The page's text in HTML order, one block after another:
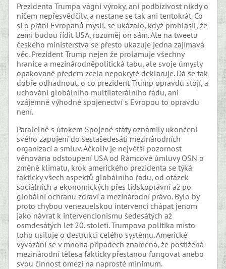
Prezidenta Trumpa vágní výroky, ani podbízivost nikdy o
ničem nepřesvědčily, a nestane se tak ani tentokrát. Co
si o přání Evropanů myslí, se ukázalo, když prohlásil, že
zemi budou řídit USA, rozuměj on sám. Ale na tweetu
českého ministerstva se přesto ukazuje jedna zajímavá
věc. Prezident Trump nejen že prolamuje všechny
hranice a mezinárodněpolitická tabu, ale svoje úmysly
opakovaně předem zcela nepokrytě deklaruje. Dá se tak
dobře odhadnout, o co prezident Trump opravdu stojí, a
uchování globálního multilaterálního řádu, ani
vzájemně výhodné spojenectví s Evropou to opravdu
není.
Paralelně s útokem Spojené státy oznámily ukončení
svého zapojení do šestašedesáti mezinárodních
organizací a smluv. Ačkoliv je největší pozornost
věnována odstoupení USA od Rámcové úmluvy OSN o
změně klimatu, krok amerického prezidenta se týká
fakticky všech aspektů globálního řádu, od otázek
sociálních a ekonomických přes lidskoprávní až po
globální ochranu zdraví a mezinárodní právo. Bylo by
proto chybou venezuelskou intervenci chápat jenom
jako návrat k intervencionismu šedesátých až
osmdesátých let 20. století. Trumpova politika místo
toho usiluje o destrukci celého systému. Americké
vyvázání se v mnoha případech znamená, že postižená
mezinárodní tělesa fakticky přestanou fungovat anebo
svou činnost omezí na naprosté minimum.